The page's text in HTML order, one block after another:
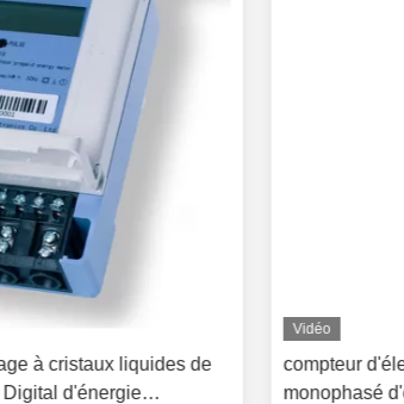
à cristaux liquides de
d'énergie
Vidéo
compteur
monophasé